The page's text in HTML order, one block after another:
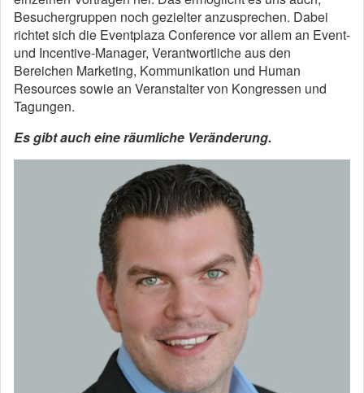
Besuchergruppen noch gezielter anzusprechen. Dabei
richtet sich die Eventplaza Conference vor allem an Event-
und Incentive-Manager, Verantwortliche aus den
Bereichen Marketing, Kommunikation und Human
Resources sowie an Veranstalter von Kongressen und
Tagungen.
Es gibt auch eine räumliche Veränderung.